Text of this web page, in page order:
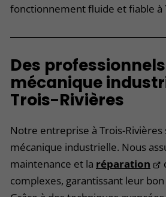
fonctionnement fluide et fiable à
Des
mécanique
Trois-Rivières
Notre entreprise à Trois-Rivières
mécanique industrielle. Nous
maintenance et la réparation
complexes, garantissant leur